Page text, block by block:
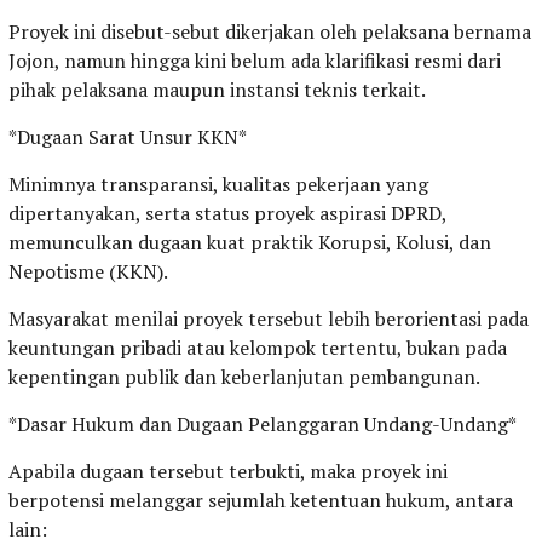
Proyek ini disebut-sebut dikerjakan oleh pelaksana bernama
Jojon, namun hingga kini belum ada klarifikasi resmi dari
pihak pelaksana maupun instansi teknis terkait.
*Dugaan Sarat Unsur KKN*
Minimnya transparansi, kualitas pekerjaan yang
dipertanyakan, serta status proyek aspirasi DPRD,
memunculkan dugaan kuat praktik Korupsi, Kolusi, dan
Nepotisme (KKN).
Masyarakat menilai proyek tersebut lebih berorientasi pada
keuntungan pribadi atau kelompok tertentu, bukan pada
kepentingan publik dan keberlanjutan pembangunan.
*Dasar Hukum dan Dugaan Pelanggaran Undang-Undang*
Apabila dugaan tersebut terbukti, maka proyek ini
berpotensi melanggar sejumlah ketentuan hukum, antara
lain: